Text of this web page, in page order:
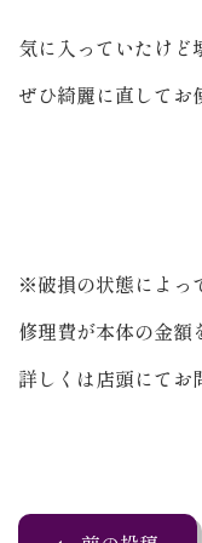
気に入っていたけ
ぜひ綺麗に直してお
※破損の状態によっ
修理費が本体の金額
詳しくは店頭にてお